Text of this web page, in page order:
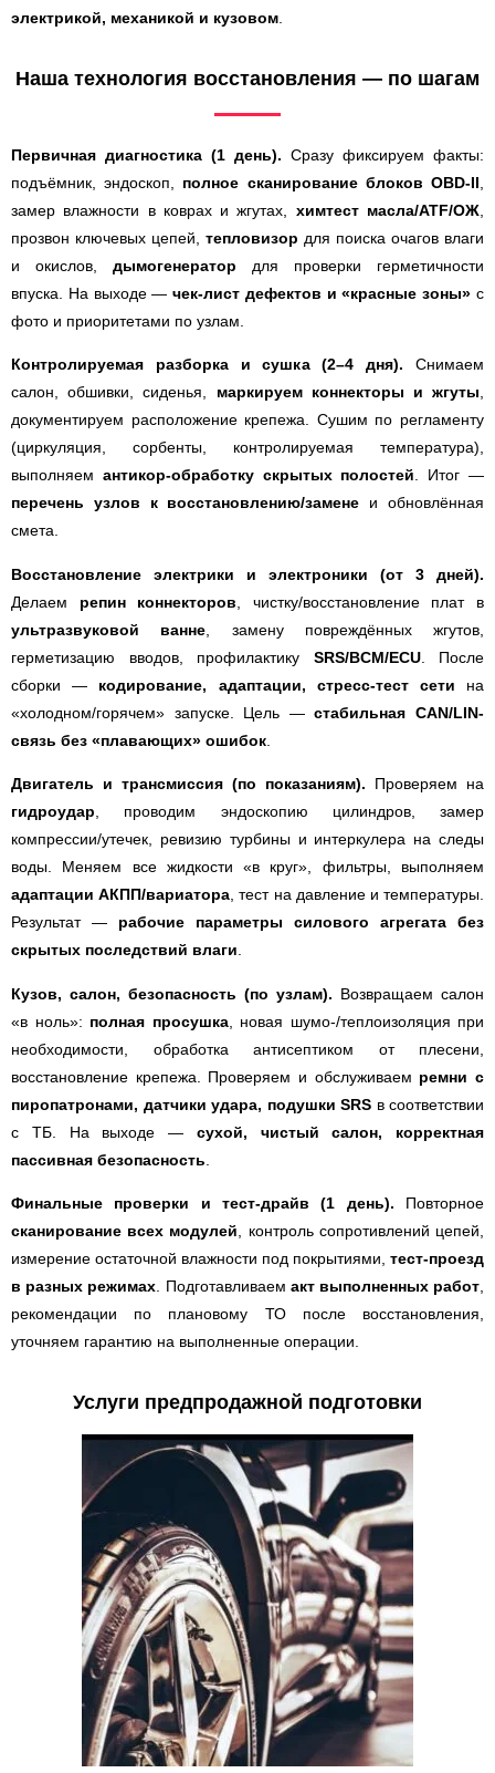
электрикой, механикой и кузовом
Наша технология восстановления — по шагам
Первичная диагностика (1 день). Сразу фиксируем факты:
подъёмник, эндоскоп, полное сканирование блоков OBD-II
замер влажности в коврах и жгутах, химтест масла/ATF/ОЖ
прозвон ключевых цепей, тепловизор для поиска очагов влаги
и окислов, дымогенератор для проверки герметичности
впуска. На выходе —чек-лист дефектов и «красные зоны» с
фото и приоритетами по узлам.
Контролируемая разборка и сушка (2–4 дня). Снимаем
салон, обшивки, сиденья, маркируем коннекторы и жгуты,
документируем расположение крепежа. Сушим по регламенту
(циркуляция, сорбенты, контролируемая температура),
выполняем антикор-обработку скрытых полостей. Итог —
перечень узлов к восстановлению/замене и обновлённая
смета.
Восстановление электрики и электроники (от 3 дней).
Делаем репин коннекторов , чистку/восстановление плат в
ультразвуковой ванне , замену повреждённых жгутов,
герметизацию вводов, профилактику SRS/BCM/ECU. После
сборки — кодирование, адаптации, стресс-тест сети на
«холодном/горячем» запуске. Цель —стабильная CAN/LIN-
связь без «плавающих» ошибок
Двигатель и трансмиссия (по показаниям). Проверяем на
гидроудар , проводим эндоскопию цилиндров, замер
компрессии/утечек, ревизию турбины и интеркулера на следы
воды. Меняем все жидкости «в круг», фильтры, выполняем
адаптации АКПП/вариатора , тест на давление и температуры.
Результат — рабочие параметры силового агрегата без
скрытых последствий влаги
Кузов, салон, безопасность (по узлам). Возвращаем салон
«в ноль»: полная просушка, новая шумо-/теплоизоляция при
необходимости, обработка антисептиком от плесени,
восстановление крепежа. Проверяем и обслуживаем ремни с
пиропатронами, датчики удара, подушки SRS в соответствии
с ТБ. На выходе — сухой, чистый салон, корректная
пассивная безопасность
Финальные проверки и тест-драйв (1 день). Повторное
сканирование всех модулей , контроль сопротивлений цепей,
измерение остаточной влажности под покрытиями, тест-проезд
в разных режимах . Подготавливаем акт выполненных работ
рекомендации по плановому ТО после восстановления,
уточняем гарантию на выполненные операции.
Услуги предпродажной подготовки